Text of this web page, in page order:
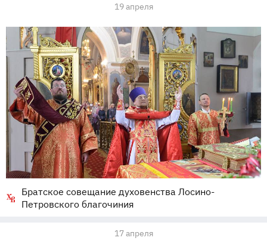
19 апреля
Братское совещание духовенства Лосино-
Петровского благочиния
17 апреля